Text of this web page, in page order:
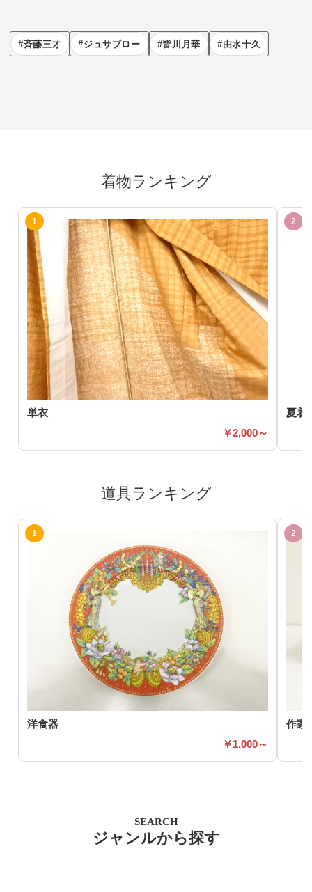
斉藤三才 ジュサブロー 皆川月華 由水十久
着物ランキング
単衣
2,000～
夏着
道具ランキング
洋食器
1,000～
作家
SEARCH
ジャンルから探す